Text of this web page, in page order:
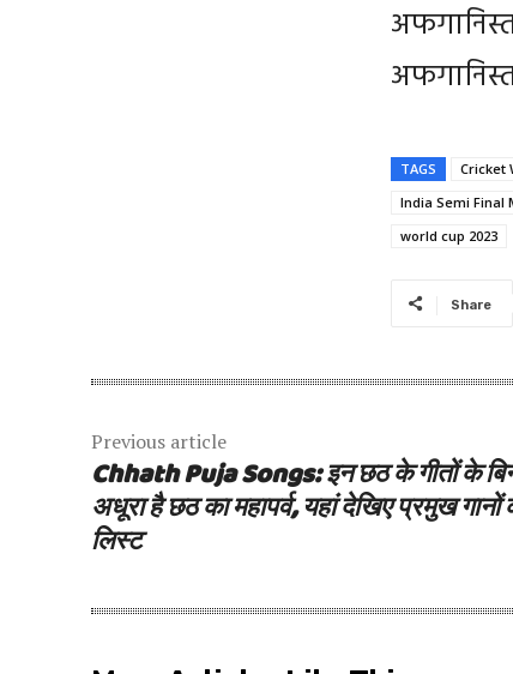
TAGS Cricket
India Semi Final
world cup 2023
Share
Previous article
Chhath Puja Songs: इन छठ के गीतों के
अधूरा है छठ का महापर्व, यहां देखिए प्रमुख गानों
लिस्ट